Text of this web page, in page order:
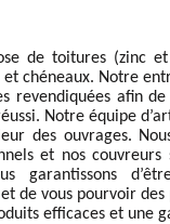
de toitures (zinc
et chéneaux. Notre
revendiquées afin
Notre équipe
des ouvrages.
et nos
garantissons
de vous pourvoir
efficaces et une